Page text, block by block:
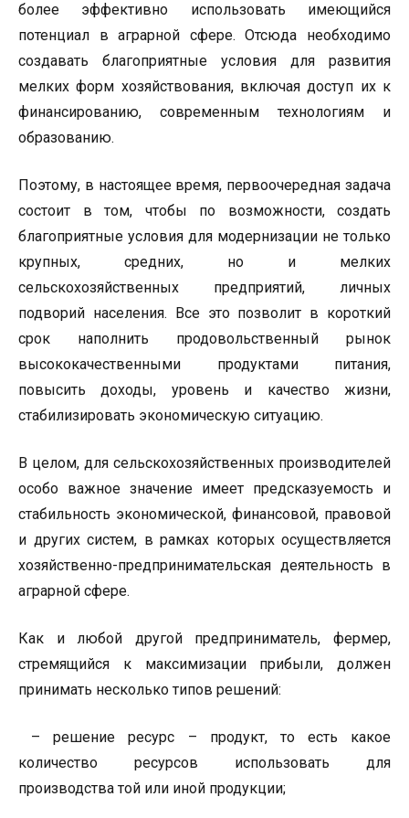
более эффективно использовать имеющийся
потенциал в аграрной сфере. Отсюда необходимо
создавать благоприятные условия для развития
мелких форм хозяйствования, включая доступ их к
финансированию, современным технологиям и
образованию.
Поэтому, в настоящее время, первоочередная задача
состоит в том, чтобы по возможности, создать
благоприятные условия для модернизации не только
крупных, средних, но и мелких
сельскохозяйственных предприятий, личных
подворий населения. Все это позволит в короткий
срок наполнить продовольственный рынок
высококачественными продуктами питания,
повысить доходы, уровень и качество жизни,
стабилизировать экономическую ситуацию.
В целом, для сельскохозяйственных производителей
особо важное значение имеет предсказуемость и
стабильность экономической, финансовой, правовой
и других систем, в рамках которых осуществляется
хозяйственно-предпринимательская деятельность в
аграрной сфере.
Как и любой другой предприниматель, фермер,
стремящийся к максимизации прибыли, должен
принимать несколько типов решений:
– решение ресурс – продукт, то есть какое
количество ресурсов использовать для
производства той или иной продукции;